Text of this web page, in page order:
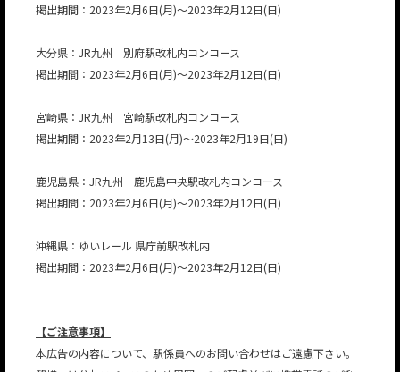
掲出期間：2023年2月6日(月)～2023年2月12日(日)
大分県：JR九州 別府駅改札内コンコース
掲出期間：2023年2月6日(月)～2023年2月12日(日)
宮崎県：JR九州 宮崎駅改札内コンコース
掲出期間：2023年2月13日(月)～2023年2月19日(日)
鹿児島県：JR九州 鹿児島中央駅改札内コンコース
掲出期間：2023年2月6日(月)～2023年2月12日(日)
沖縄県：ゆいレール 県庁前駅改札内
掲出期間：2023年2月6日(月)～2023年2月12日(日)
【ご注意事項】
本広告の内容について、駅係員へのお問い合わせはご遠慮下さい。